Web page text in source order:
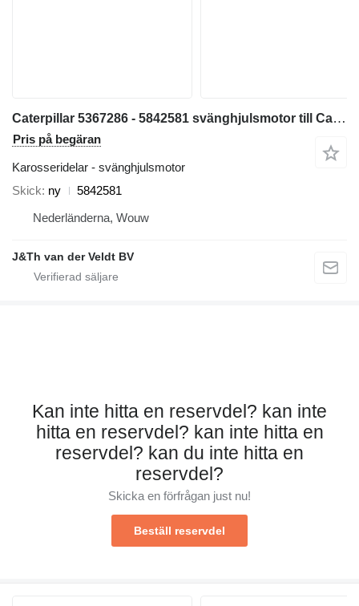
Caterpillar 5367286 - 5842581 svänghjulsmotor till Caterpillar 320 323 325 320GC 323GC 323GX 320D2FM grävmaskin
Pris på begäran
Karosseridelar - svänghjulsmotor
Skick ny
5842581
Nederländerna, Wouw
J&Th van der Veldt BV
Kan inte hitta en reservdel? kan inte
hitta en reservdel? kan inte hitta en
reservdel? kan du inte hitta en
reservdel?
Skicka en förfrågan just nu!
Beställ reservdel